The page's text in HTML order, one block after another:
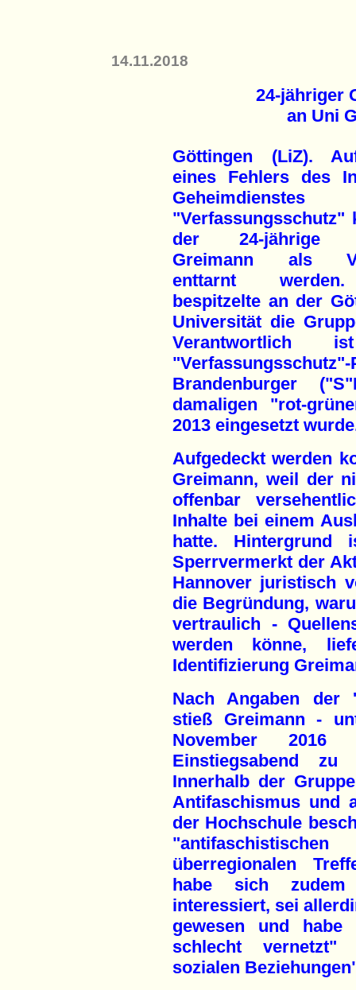
14.11.2018
24-jähriger
an Uni
Göttingen (LiZ).
eines Fehlers des
Geheimdienstes
"Verfassungsschutz"
der 24-jährige
Greimann als V-
enttarnt
bespitzelte an der
Universität die
Ver­antwortlich
Brandenburger
damaligen "rot-
2013 eingesetzt
Aufgedeckt werden
Greimann, weil der
offenbar
Inhalte bei einem
hatte. Hintergrund
Sperrvermerkt der
Hannover juristisch
die Begründung,
vertraulich -
werden könne,
Identifizierung
Nach Angaben der
stieß Greimann -
November 2016
Einstiegsabend zu
Innerhalb der
Antifaschismus und
der Hochschule
überregionalen
habe sich
interessiert, sei
gewesen und
schlecht vernetzt"
sozialen